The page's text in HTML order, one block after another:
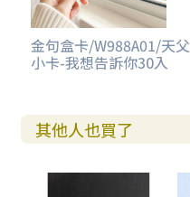
金句盒卡/W988A01/天父
小卡-我想告訴你30入
其他人也買了